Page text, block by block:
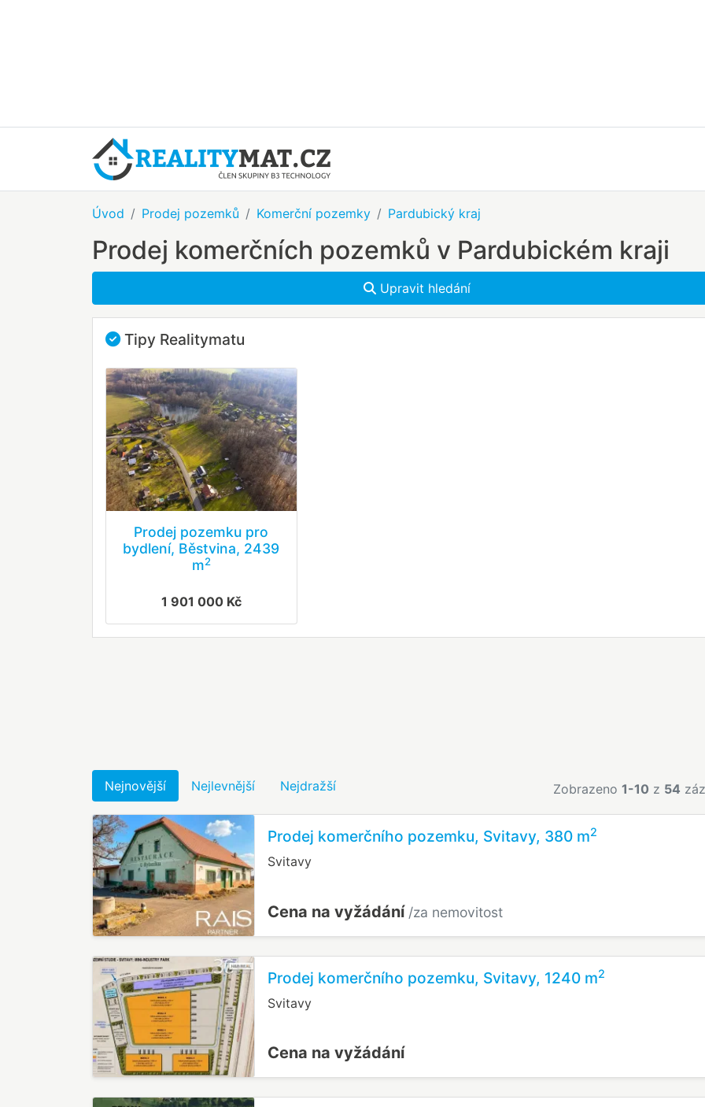
Úvod Prodej pozemků Komerční pozemky Pardubický kraj
Prodej komerčních pozemků v Pardubickém kraji
Upravit hledání
Tipy Realitymatu
Prodej pozemku pro
bydlení, Běstvina, 2439
m2
1 901 000 Kč
Nejnovější Nejlevnější Nejdražší Zobrazeno 1-10 z 54
Prodej komerčního pozemku, Svitavy, 380 m2
Svitavy
Cena na vyžádání /za nemovitost
Prodej komerčního pozemku, Svitavy, 1240 m2
Svitavy
Cena na vyžádání